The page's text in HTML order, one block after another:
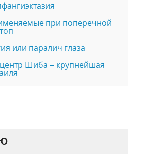
при поперечной
или паралич глаза
Шиба – крупнейшая